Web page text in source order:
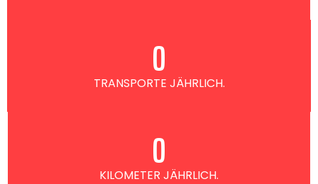
TRANSPORTE JÄHRLICH.
0
KILOMETER JÄHRLICH.
0